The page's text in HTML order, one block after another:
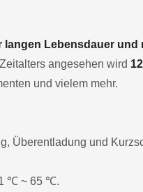
Lebensdauer und
angesehen wird
und vielem mehr.
Überentladung und
℃ ~ 65 ℃.